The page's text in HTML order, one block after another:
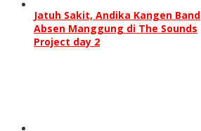
Jatuh Sakit, Andika Kangen Band
Absen Manggung di The Sounds
Project day 2